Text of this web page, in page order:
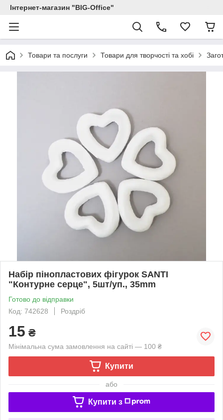
Інтернет-магазин "BIG-Office"
Товари та послуги Товари для творчості та хобі
Набір пінопластових фігурок SANTI
"Контурне серце", 5шт/уп., 35mm
Готово до відправки
Код: 742628
Роздріб
15 ₴
Мінімальна сума замовлення на сайті — 100 ₴
Купити
або
Купити з